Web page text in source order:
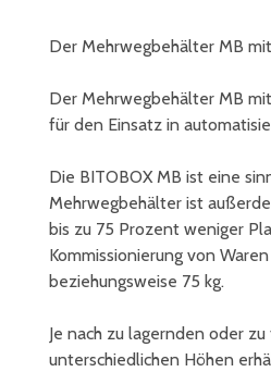
Der Mehrwegbehälter MB
Der Mehrwegbehälter MB
für den Einsatz in
Die BITOBOX MB ist eine
Mehrwegbehälter ist
bis zu 75 Prozent weniger
Kommissionierung von
beziehungsweise 75 kg.
Je nach zu lagernden oder
unterschiedlichen Höhen